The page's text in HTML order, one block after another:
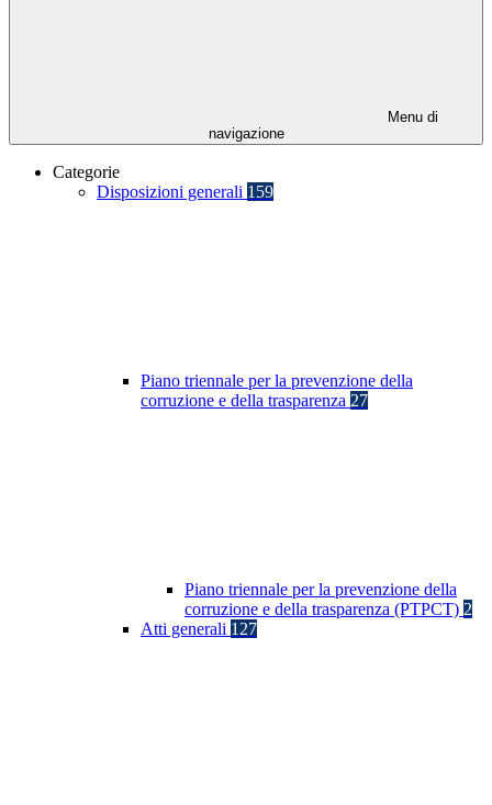
Menu di
navigazione
Categorie
Disposizioni generali 159
Piano triennale per la prevenzione della
corruzione e della trasparenza 27
Piano triennale per la prevenzione della
corruzione e della trasparenza (PTPCT) 2
Atti generali 127